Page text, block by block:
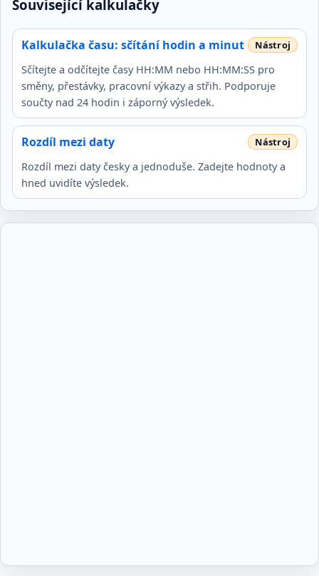
Související kalkulačky
Kalkulačka času: sčítání hodin a minut
Sčítejte a odčítejte časy HH:MM nebo HH:MM:SS pro
směny, přestávky, pracovní výkazy a střih. Podporuje
součty nad 24 hodin i záporný výsledek.
Rozdíl mezi daty
Rozdíl mezi daty česky a jednoduše. Zadejte hodnoty a
hned uvidíte výsledek.